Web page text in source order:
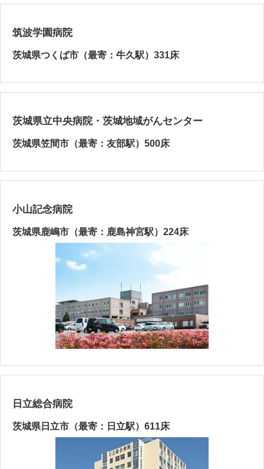
筑波学園病院
茨城県つくば市（最寄：牛久駅）331床
茨城県立中央病院・茨城地域がんセンター
茨城県笠間市（最寄：友部駅）500床
小山記念病院
茨城県鹿嶋市（最寄：鹿島神宮駅）224床
日立総合病院
茨城県日立市（最寄：日立駅）611床